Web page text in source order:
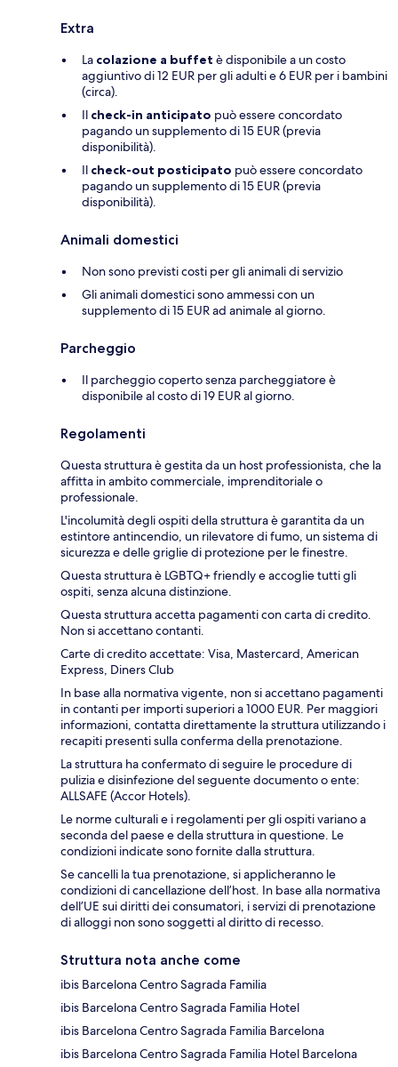
Extra
La colazione a buffet è disponibile a un costo
aggiuntivo di 12 EUR per gli adulti e 6 EUR per i bambini
(circa).
Il check-in anticipato può essere concordato
pagando un supplemento di 15 EUR (previa
disponibilità).
Il check-out posticipato può essere concordato
pagando un supplemento di 15 EUR (previa
disponibilità).
Animali domestici
Non sono previsti costi per gli animali di servizio
Gli animali domestici sono ammessi con un
supplemento di 15 EUR ad animale al giorno.
Parcheggio
Il parcheggio coperto senza parcheggiatore è
disponibile al costo di 19 EUR al giorno.
Regolamenti
Questa struttura è gestita da un host professionista, che la
affitta in ambito commerciale, imprenditoriale o
professionale.
L'incolumità degli ospiti della struttura è garantita da un
estintore antincendio, un rilevatore di fumo, un sistema di
sicurezza e delle griglie di protezione per le finestre.
Questa struttura è LGBTQ+ friendly e accoglie tutti gli
ospiti, senza alcuna distinzione.
Questa struttura accetta pagamenti con carta di credito.
Non si accettano contanti.
Carte di credito accettate: Visa, Mastercard, American
Express, Diners Club
In base alla normativa vigente, non si accettano pagamenti
in contanti per importi superiori a 1000 EUR. Per maggiori
informazioni, contatta direttamente la struttura utilizzando i
recapiti presenti sulla conferma della prenotazione.
La struttura ha confermato di seguire le procedure di
pulizia e disinfezione del seguente documento o ente:
ALLSAFE (Accor Hotels).
Le norme culturali e i regolamenti per gli ospiti variano a
seconda del paese e della struttura in questione. Le
condizioni indicate sono fornite dalla struttura.
Se cancelli la tua prenotazione, si applicheranno le
condizioni di cancellazione dell’host. In base alla normativa
dell’UE sui diritti dei consumatori, i servizi di prenotazione
di alloggi non sono soggetti al diritto di recesso.
Struttura nota anche come
ibis Barcelona Centro Sagrada Familia
ibis Barcelona Centro Sagrada Familia Hotel
ibis Barcelona Centro Sagrada Familia Barcelona
ibis Barcelona Centro Sagrada Familia Hotel Barcelona